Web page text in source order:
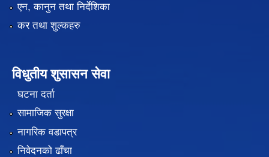
एन, कानुन तथा निर्देशिका
कर तथा शुल्कहरु
विधुतीय शुसासन सेवा
घटना दर्ता
सामाजिक सुरक्षा
नागरिक वडापत्र
निवेदनको ढाँचा